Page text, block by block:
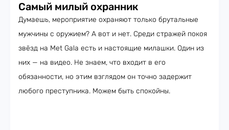
Самый милый охранник
Думаешь, мероприятие охраняют только брутальные
мужчины с оружием? А вот и нет. Среди стражей покоя
звёзд на Met Gala есть и настоящие милашки. Один из
них — на видео. Не знаем, что входит в его
обязанности, но этим взглядом он точно задержит
любого преступника. Можем быть спокойны.